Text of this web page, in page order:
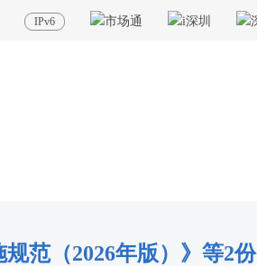
IPv6
范（2026年版）》等2份